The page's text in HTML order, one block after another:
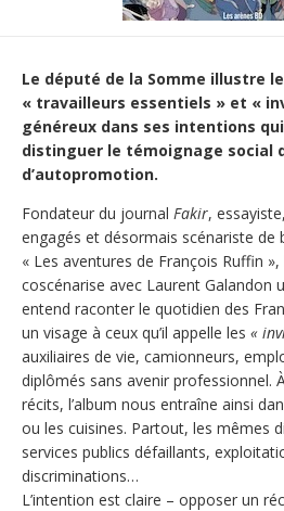
Le député de la Somme illustre
« travailleurs essentiels » et «
généreux dans ses intentions
distinguer le témoignage social
d’autopromotion.
Fondateur du journal Fakir,
engagés et désormais scénariste de
« Les aventures de François Ruffin
coscénarise avec Laurent Galandon
entend raconter le quotidien des
un visage à ceux qu’il appelle les «
auxiliaires de vie, camionneurs,
diplômés sans avenir professionnel.
récits, l’album nous entraîne ainsi
ou les cuisines. Partout, les mêmes
services publics défaillants,
discriminations…
L’intention est claire – opposer un